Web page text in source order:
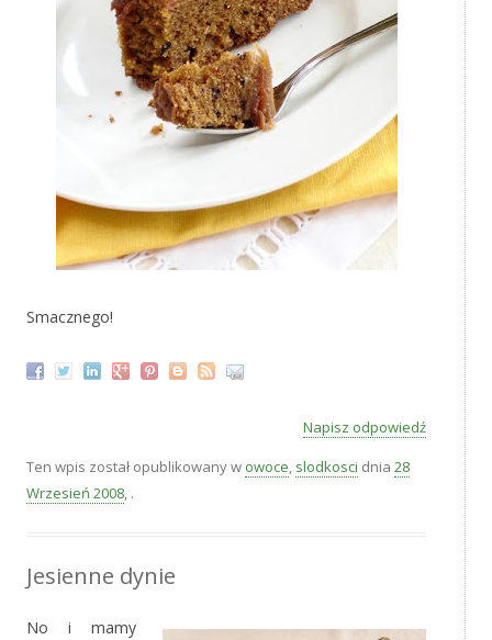
Smacznego!
Napisz odpowiedź
Ten wpis został opublikowany w owoce, slodkosci dnia 28
Wrzesień 2008, .
Jesienne dynie
No i mamy